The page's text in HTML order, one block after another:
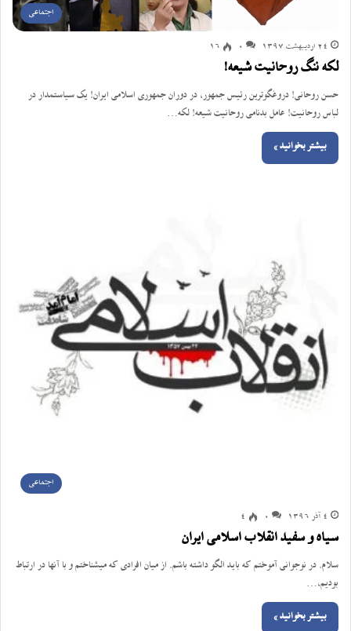
اجتماعی
24 اردیبهشت 1397 0
16
لکه ننگ روحانیت شیعه!
حسن روحانی! دروغگوترین رئیس جمهور، در دوران جمهوری اسلامی ایران! یک سیاستمدار در
لباس روحانیت! عامل بدنامی روحانیت شیعه! لکه…
بیشتر بخوانید »
اجتماعی
4 آذر 1396 0
4
سیاه و سفید انقلاب اسلامی ایران
سلام. در نوجوانی آموختم که باید الگو داشته باشم. از میان افرادی که میشناختم و با آنها در ارتباط
بودیم،…
بیشتر بخوانید »